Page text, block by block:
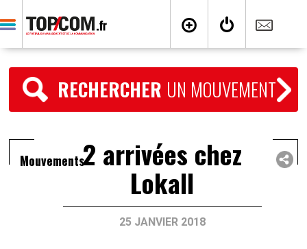
RECHERCHER UN MOUVEMENT
Mouvements2 arrivées chez
Lokall
25 JANVIER 2018